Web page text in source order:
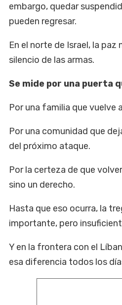
embargo, quedar
pueden regresar.
En el norte de Israel, la paz
silencio de las armas.
Se mide por una puerta
Por una familia que vuelve
Por una comunidad que
del próximo ataque.
Por la certeza de que
sino un derecho.
Hasta que eso ocurra, la
importante, pero
Y en la frontera con el
esa diferencia todos los